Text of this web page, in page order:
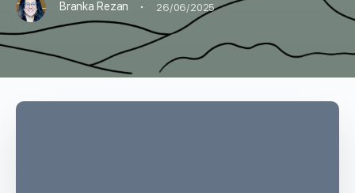
Branka Rezan · 26/06/2025